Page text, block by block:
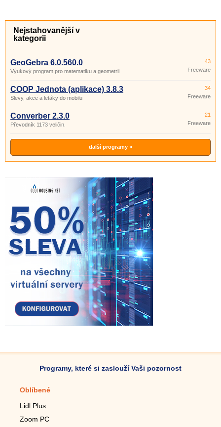
Nejstahovanější v
kategorii
GeoGebra 6.0.560.0
Výukový program pro matematiku a geometrii
43
Freeware
COOP Jednota (aplikace) 3.8.3
Slevy, akce a letáky do mobilu
34
Freeware
Converber 2.3.0
Převodník 1173 veličin.
21
Freeware
další programy »
Programy, které si zaslouží Vaši pozornost
Oblíbené
Lidl Plus
Zoom PC